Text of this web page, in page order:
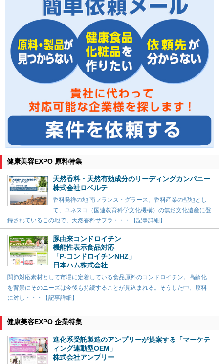
健康美容EXPO 原料特集
天然香料・天然有効成分のリーディングカンパニー
株式会社ロベルテ
香料発祥の地 南フランス・グラース。香料産業の聖地とし
て、ユネスコ（国連教育科学文化機構）の無形文化遺産に登
録されているこの地で、天然香料サプラ・・・【記事詳細】
豚由来コンドロイチン
機能性表示食品対応
「P-コンドロイチンNHZ」
日本ハム株式会社
関節対応素材として市場に定着している食品原料のコンドロイチン。高齢化
を背景にそのニーズは今後も持続することが見込まれる。そうした中、原料
に対し・・・【記事詳細】
健康美容EXPO 企業特集
進化系受託製造のアンプリーが提案する「マーケテ
ィング連動型OEM」
株式会社アンプリー